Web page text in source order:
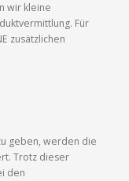
wir kleine
Für
zusätzlichen
geben, werden die
Trotz dieser
den